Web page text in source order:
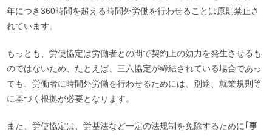
年につき360時間を超える時間外労働を行わせることは原則禁止さ
れています。
もっとも、労使協定は労働者との間で契約上の効力を発生させるも
のではないため、たとえば、三六協定が締結されている場合であっ
ても、労働者に時間外労働を行わせるためには、別途、就業規則等
に基づく根拠が必要となります。
また、労使協定は、労基法など一定の法規制を免除するために ｢事